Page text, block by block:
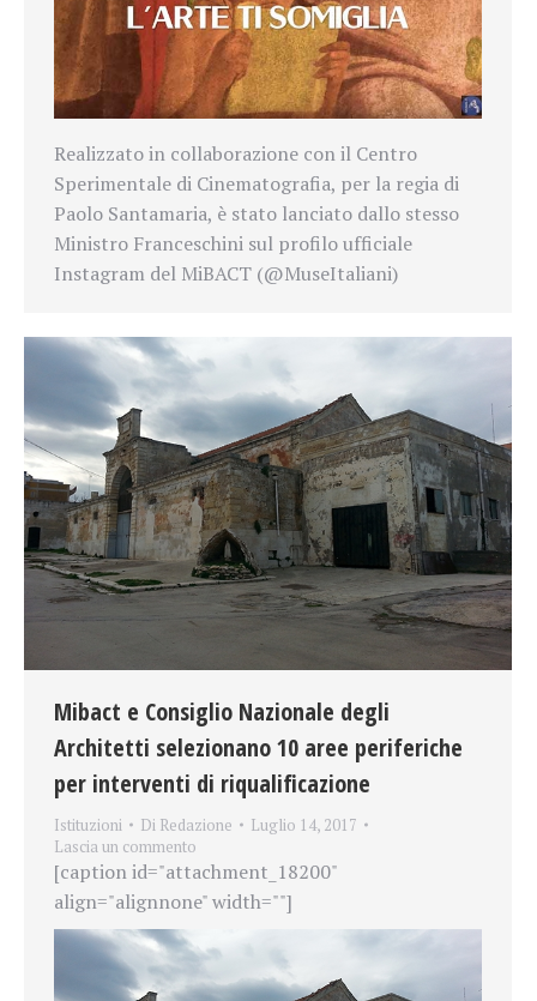
Realizzato in collaborazione con il Centro
Sperimentale di Cinematografia, per la regia di
Paolo Santamaria, è stato lanciato dallo stesso
Ministro Franceschini sul profilo ufficiale
Instagram del MiBACT (@MuseItaliani)
Mibact e Consiglio Nazionale degli
Architetti selezionano 10 aree periferiche
per interventi di riqualificazione
Istituzioni Di Redazione
Luglio 14, 2017
Lascia un commento
[caption id="attachment_18200"
align="alignnone" width=""]